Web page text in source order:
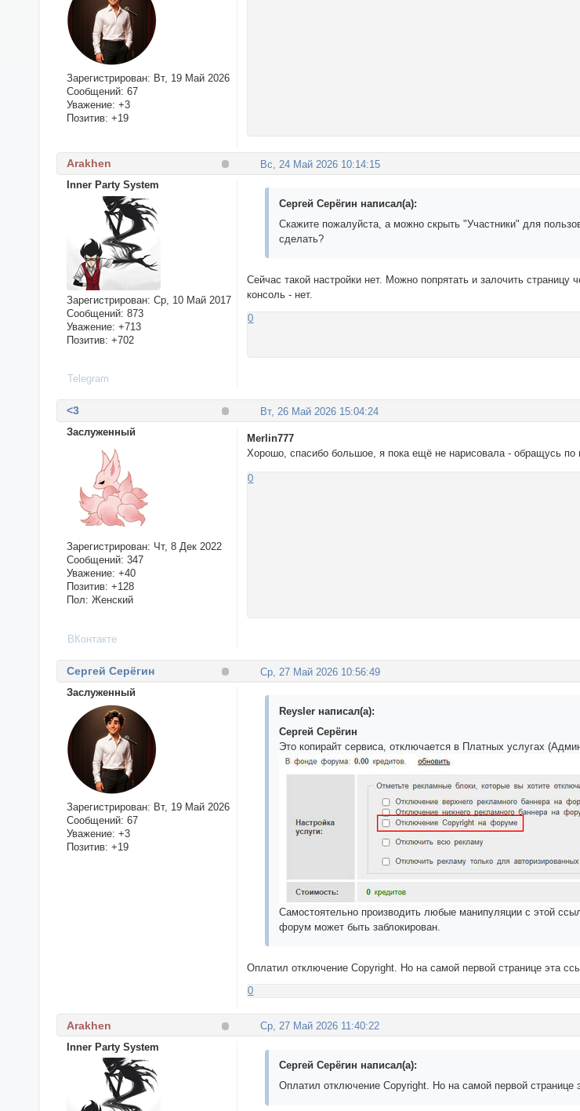
Зарегистрирован: Вт, 19 Май 2026
Сообщений: 67
Уважение: +3
Позитив: +19
Вс, 24 Май 2026 10:14:15
Arakhen
Inner Party System
Зарегистрирован: Ср, 10 Май 2017
Сообщений: 873
Уважение: +713
Позитив: +702
Сергей Серёгин написал(а):
Скажите пожалуйста, а можно скрыть "Участники" для
сделать?
Сейчас такой настройки нет. Можно попрятать и залочить
консоль - нет.
0
Telegram
Вт, 26 Май 2026 15:04:24
<3
Заслуженный
Зарегистрирован: Чт, 8 Дек 2022
Сообщений: 347
Уважение: +40
Позитив: +128
Пол: Женский
Merlin777
Хорошо, спасибо большое, я пока ещё не нарисовала - обращусь по
0
ВКонтакте
Ср, 27 Май 2026 10:56:49
Сергей Серёгин
Заслуженный
Зарегистрирован: Вт, 19 Май 2026
Сообщений: 67
Уважение: +3
Позитив: +19
Reysler написал(а):
Сергей Серёгин
Это копирайт сервиса, отключается в Платных услугах
Самостоятельно производить любые манипуляции с этой
форум может быть заблокирован.
Оплатил отключение Copyright. Но на самой первой странице эта
0
Ср, 27 Май 2026 11:40:22
Arakhen
Inner Party System
Сергей Серёгин написал(а):
Оплатил отключение Copyright. Но на самой первой странице